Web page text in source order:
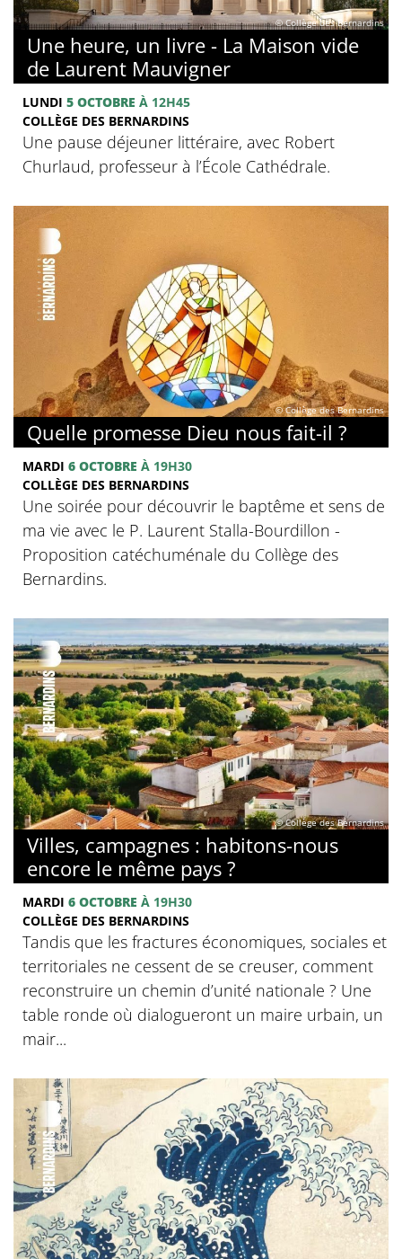
© Collège des Bernardins
Une heure, un livre - La Maison vide
de Laurent Mauvigner
LUNDI 5 OCTOBRE À 12H45
COLLÈGE DES BERNARDINS
Une pause déjeuner littéraire, avec Robert
Churlaud, professeur à l’École Cathédrale.
© Collège des Bernardins
Quelle promesse Dieu nous fait-il ?
MARDI 6 OCTOBRE À 19H30
COLLÈGE DES BERNARDINS
Une soirée pour découvrir le baptême et sens de
ma vie avec le P. Laurent Stalla-Bourdillon -
Proposition catéchuménale du Collège des
Bernardins.
© Collège des Bernardins
Villes, campagnes : habitons-nous
encore le même pays ?
MARDI 6 OCTOBRE À 19H30
COLLÈGE DES BERNARDINS
Tandis que les fractures économiques, sociales et
territoriales ne cessent de se creuser, comment
reconstruire un chemin d’unité nationale ? Une
table ronde où dialogueront un maire urbain, un
mair...